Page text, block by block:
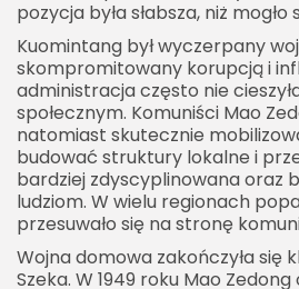
pozycja była słabsza, niż mogło
Kuomintang był wyczerpany
skompromitowany korupcją i
administracja często nie
społecznym. Komuniści Mao
natomiast skutecznie
budować struktury lokalne i
bardziej zdyscyplinowana oraz
ludziom. W wielu regionach
przesuwało się na stronę
Wojna domowa zakończyła się
Szeka. W 1949 roku Mao Zedong